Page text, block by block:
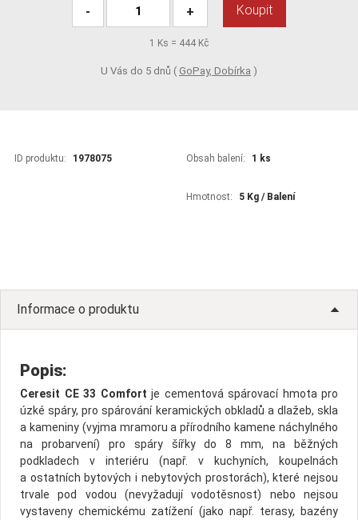
- + Koupit
1 Ks = 444 Kč
U Vás do 5 dnů ( GoPay, Dobírka )
ID produktu: 1978075 Obsah balení: 1 ks
Hmotnost: 5 Kg / Balení
Informace o produktu
Popis:
Ceresit CE 33 Comfort je cementová spárovací hmota pro
úzké spáry, pro spárování keramických obkladů a dlažeb, skla
a kameniny (vyjma mramoru a přírodního kamene náchylného
na probarvení) pro spáry šířky do 8 mm, na běžných
podkladech v interiéru (např. v kuchyních, koupelnách
a ostatních bytových i nebytových prostorách), které nejsou
trvale pod vodou (nevyžadují vodotěsnost) nebo nejsou
vystaveny chemickému zatížení (jako např. terasy, bazény